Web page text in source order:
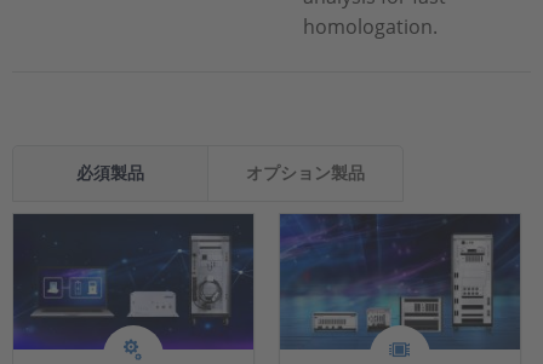
homologation.
必須製品 オプション製品